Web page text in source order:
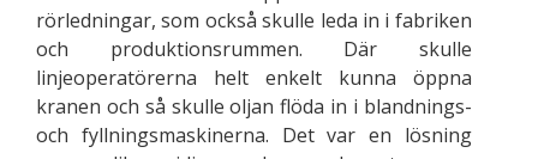
rörledningar, som också skulle leda in i fabriken
och produktionsrummen. Där skulle
linjeoperatörerna helt enkelt kunna öppna
kranen och så skulle oljan flöda in i blandnings-
och fyllningsmaskinerna. Det var en lösning